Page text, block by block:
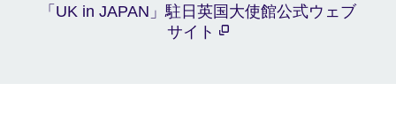
「UK in JAPAN」駐日英国大使館公式ウェブ
サイト